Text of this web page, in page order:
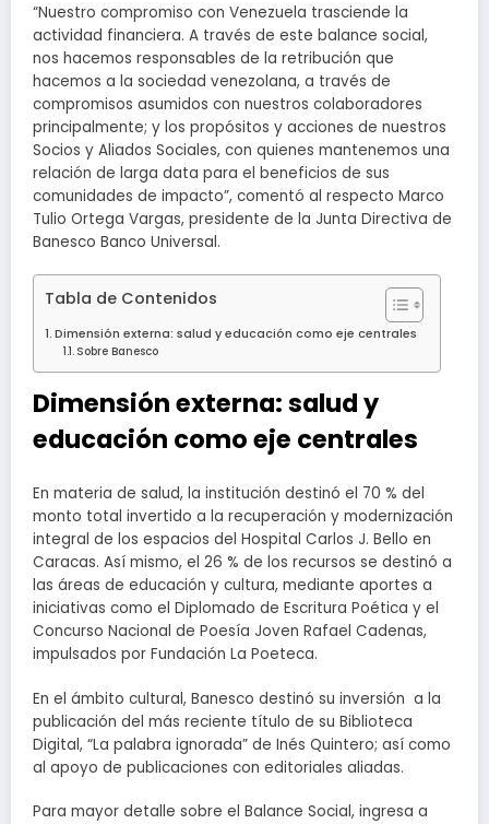
“Nuestro compromiso con Venezuela trasciende la
actividad financiera. A través de este balance social,
nos hacemos responsables de la retribución que
hacemos a la sociedad venezolana, a través de
compromisos asumidos con nuestros colaboradores
principalmente; y los propósitos y acciones de nuestros
Socios y Aliados Sociales, con quienes mantenemos una
relación de larga data para el beneficios de sus
comunidades de impacto”, comentó al respecto Marco
Tulio Ortega Vargas, presidente de la Junta Directiva de
Banesco Banco Universal.
Tabla de Contenidos
Dimensión externa: salud y educación como eje centrales
Sobre Banesco
Dimensión externa: salud y
educación como eje centrales
En materia de salud, la institución destinó el 70 % del
monto total invertido a la recuperación y modernización
integral de los espacios del Hospital Carlos J. Bello en
Caracas. Así mismo, el 26 % de los recursos se destinó a
las áreas de educación y cultura, mediante aportes a
iniciativas como el Diplomado de Escritura Poética y el
Concurso Nacional de Poesía Joven Rafael Cadenas,
impulsados por Fundación La Poeteca.
En el ámbito cultural, Banesco destinó su inversión a la
publicación del más reciente título de su Biblioteca
Digital, “La palabra ignorada” de Inés Quintero; así como
al apoyo de publicaciones con editoriales aliadas.
Para mayor detalle sobre el Balance Social, ingresa a